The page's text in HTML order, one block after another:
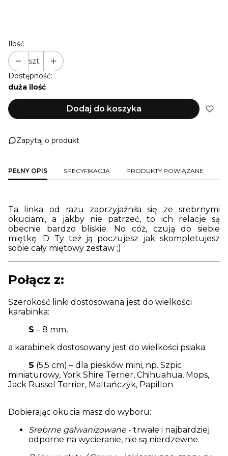
Ilość
szt.
Dostępność:
duża ilość
Dodaj do koszyka
Zapytaj o produkt
PEŁNY OPIS SPECYFIKACJA PRODUKTY POWIĄZANE
Ta linka od razu zaprzyjaźniła się ze srebrnymi
okuciami, a jakby nie patrzeć, to ich relacje są
obecnie bardzo bliskie. No cóż, czują do siebie
miętkę :D Ty też ją poczujesz jak skompletujesz
sobie cały miętowy zestaw ;)
Połącz z:
Szerokość linki dostosowana jest do wielkości
karabinka:
S – 8 mm,
a karabinek dostosowany jest do wielkości psiaka:
S (5,5 cm) – dla piesków mini, np. Szpic
miniaturowy, York Shire Terrier, Chihuahua, Mops,
Jack Russel Terrier, Maltańczyk, Papillon
Dobierając okucia masz do wyboru:
Srebrne galwanizowane- trwałe i najbardziej
odporne na wycieranie, nie są nierdzewne.